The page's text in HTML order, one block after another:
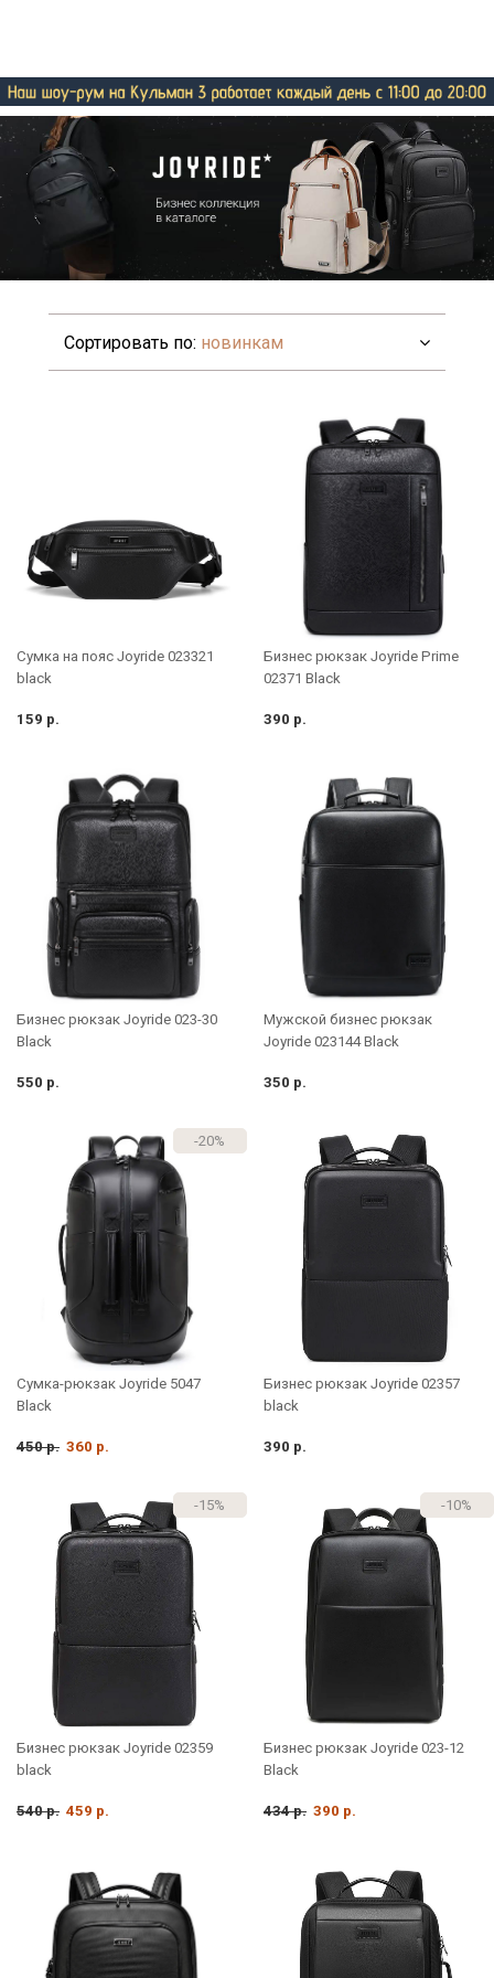
Сортировать по: новинкам
Сумка на пояс Joyride 023321
black
159 р.
Бизнес рюкзак Joyride Prime
02371 Black
390 р.
Бизнес рюкзак Joyride 023-30
Black
550 р.
Мужской бизнес рюкзак
Joyride 023144 Black
350 р.
-20%
Сумка-рюкзак Joyride 5047
Black
450 р. 360 р.
Бизнес рюкзак Joyride 02357
black
390 р.
-15%
Бизнес рюкзак Joyride 02359
black
540 р. 459 р.
-10%
Бизнес рюкзак Joyride 023-12
Black
434 р. 390 р.